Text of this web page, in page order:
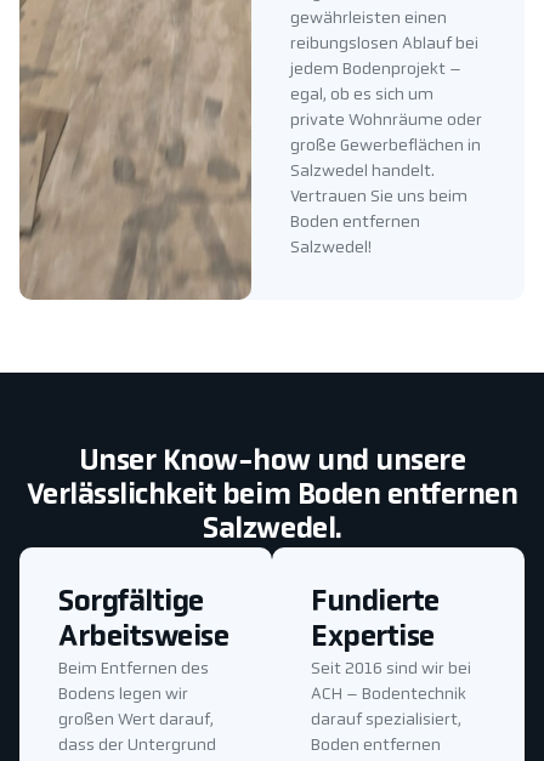
gewährleisten einen
reibungslosen Ablauf bei
jedem Bodenprojekt –
egal, ob es sich um
private Wohnräume oder
große Gewerbeflächen in
Salzwedel handelt.
Vertrauen Sie uns beim
Boden entfernen
Salzwedel!
Unser Know-how und unsere
Verlässlichkeit beim Boden entfernen
Salzwedel.
Fundierte
Expertise
Seit 2016 sind wir bei
ACH – Bodentechnik
darauf spezialisiert,
Boden entfernen
Sorgfältige
Arbeitsweise
Beim Entfernen des
Bodens legen wir
großen Wert darauf,
dass der Untergrund